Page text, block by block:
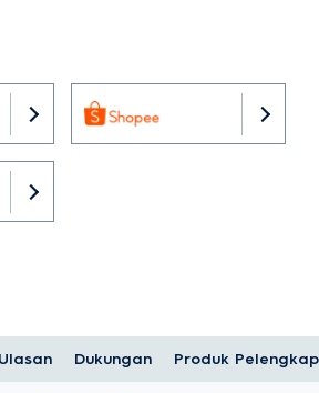
Ulasan Dukungan Produk Pelengkap